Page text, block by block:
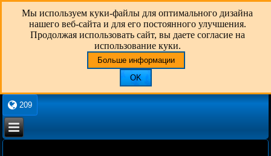
Мы используем куки-файлы для оптимального дизайна
нашего веб-сайта и для его постоянного улучшения.
Продолжая использовать сайт, вы даете согласие на
использование куки.
Больше информации
OK
209